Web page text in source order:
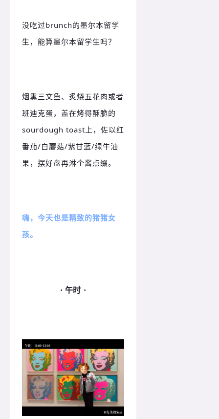
没吃过brunch的墨尔本留学
生，能算墨尔本留学生吗？
烟熏三文鱼、炙烧五花肉或者
班迪克蛋，盖在烤得酥脆的
sourdough toast上，佐以红
番茄/白蘑菇/紫甘蓝/绿牛油
果，摆好盘再淋个酱点缀。
嗨，今天也是精致的猪猪女
孩。
· 午时 ·